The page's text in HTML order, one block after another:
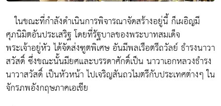
ในขณะที่กำลังดำเนินการพิจารณาจัดสร้างอยู่นี้ ก็เผอิญมี
ศุภนิมิตอันประเสริฐ โดยที่รัฐบาลของพระบาทสมเด็จ
พระเจ้าอยู่หัว ได้จัดส่งฑูตพิเศษ อันมีพลเรือตรีถวัลย์ ธำรงนาวา
สวัสดิ์ ซึ่งขณะนั้นมียศและบรรดาศักดิ์เป็น นาวาเอกหลวงธำรง
นาวาสวัสดิ์ เป็นหัวหน้า ไปเจริญสันถวไมตรีกับประเทศต่างๆ ใน
จักรภพอังกฤษภาคเอเชีย